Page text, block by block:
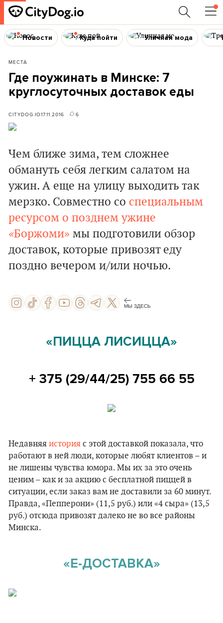
Новости Куда пойти Уличная мода
МЕСТА
Где поужинать в Минске: 7
круглосуточных доставок еды
CITYDOG.IO17.11.2016 6
Чем ближе зима, тем сложнее
обмануть себя легким салатом на
ужин. А еще на улицу выходить так
мерзко. Совместно со специальным
ресурсом о позднем ужине
«Боржоми» мы подготовили обзор
доставок, которые привозят еду
поздно вечером и/или ночью.
МЫ ЗДЕСЬ
«ПИЦЦА ЛИСИЦЦА»
+ 375 (29/44/25) 755 66 55
Недавняя история с этой доставкой показала, что
работают в ней люди, которые любят клиентов – и
не лишены чувства юмора. Мы их за это очень
ценим – как и за акцию с бесплатной пиццей в
ситуации, если заказ вам не доставили за 60 минут.
Правда, «Пепперони» (11,5 руб.) или «4 сыра» (13,5
руб.) отсюда привозят далеко не во все районы
Минска.
«Е-ДОСТАВКА»